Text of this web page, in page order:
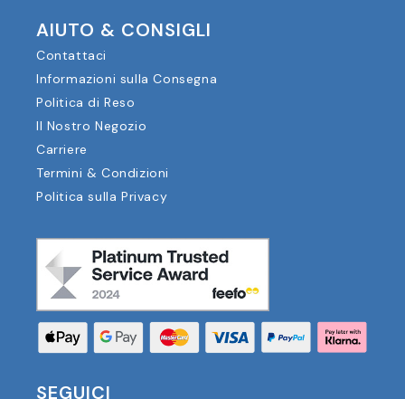
AIUTO & CONSIGLI
Contattaci
Informazioni sulla Consegna
Politica di Reso
Il Nostro Negozio
Carriere
Termini & Condizioni
Politica sulla Privacy
SEGUICI